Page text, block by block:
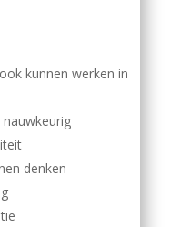
kunnen werken in
denken